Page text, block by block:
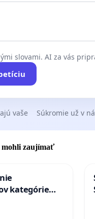
slovami. AI za vás
vaše Súkromie už v
mohli zaujímať
kategórie
v železničnej